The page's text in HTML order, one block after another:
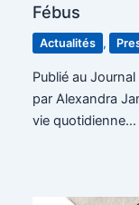
Fébus
Actualités ,
Publié au
par Alexandra
vie quotidienne…